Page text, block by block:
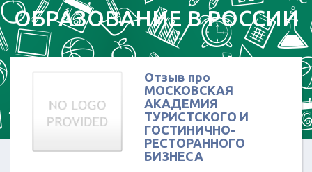
ОБРАЗОВАНИЕ В РОССИИ
Отзыв про
МОСКОВСКАЯ
АКАДЕМИЯ
ТУРИСТСКОГО И
ГОСТИНИЧНО-
РЕСТОРАННОГО
БИЗНЕСА